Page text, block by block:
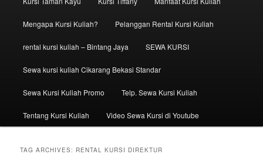
Mengapa Kursi Kuliah? Pelanggan Rental Kursi Kuliah
rental kursi kuliah – Bintang Jaya SEWA KURSI
Sewa kursi kuliah Cikarang Bekasi Standar
Sewa Kursi Kuliah Promo Telp. Sewa Kursi Kuliah
Tentang Kursi Kuliah Video Sewa Kursi di Youtube
TAG ARCHIVES: RENTAL KURSI DIREKTUR